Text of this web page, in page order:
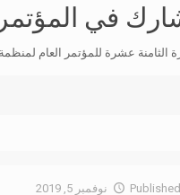
في المؤتمر
عشرة للمؤتمر العام لمنظمة الأمم المتحدة
نوفمبر 5, 2019